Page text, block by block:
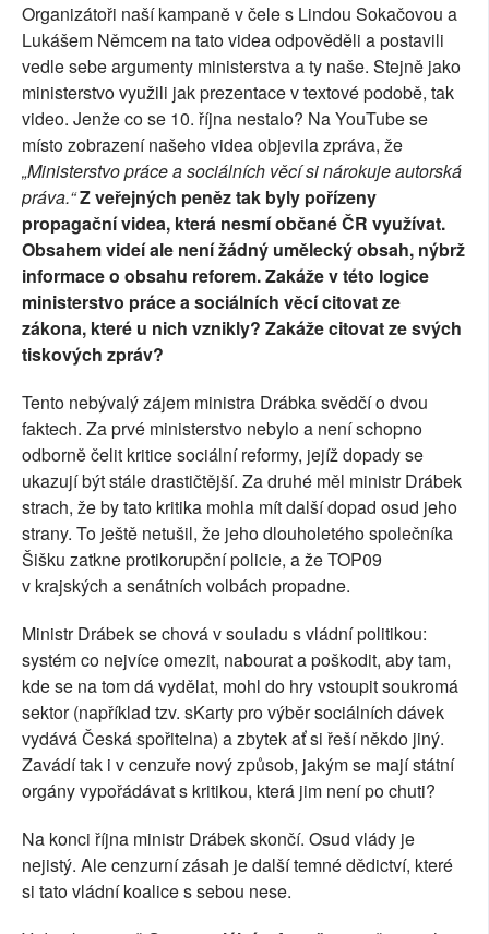
Organizátoři naší kampaně v čele s Lindou Sokačovou a
Lukášem Němcem na tato videa odpověděli a postavili
vedle sebe argumenty ministerstva a ty naše. Stejně jako
ministerstvo využili jak prezentace v textové podobě, tak
video. Jenže co se 10. října nestalo? Na YouTube se
místo zobrazení našeho videa objevila zpráva, že
„Ministerstvo práce a sociálních věcí si nárokuje autorská
práva.“Z veřejných peněz tak byly pořízeny
propagační videa, která nesmí občané ČR využívat.
Obsahem videí ale není žádný umělecký obsah, nýbrž
informace o obsahu reforem. Zakáže v této logice
ministerstvo práce a sociálních věcí citovat ze
zákona, které u nich vznikly? Zakáže citovat ze svých
tiskových zpráv?
Tento nebývalý zájem ministra Drábka svědčí o dvou
faktech. Za prvé ministerstvo nebylo a není schopno
odborně čelit kritice sociální reformy, jejíž dopady se
ukazují být stále drastičtější. Za druhé měl ministr Drábek
strach, že by tato kritika mohla mít další dopad osud jeho
strany. To ještě netušil, že jeho dlouholetého společníka
Šišku zatkne protikorupční policie, a že TOP09
v krajských a senátních volbách propadne.
Ministr Drábek se chová v souladu s vládní politikou:
systém co nejvíce omezit, nabourat a poškodit, aby tam,
kde se na tom dá vydělat, mohl do hry vstoupit soukromá
sektor (například tzv. sKarty pro výběr sociálních dávek
vydává Česká spořitelna) a zbytek ať si řeší někdo jiný.
Zavádí tak i v cenzuře nový způsob, jakým se mají státní
orgány vypořádávat s kritikou, která jim není po chuti?
Na konci října ministr Drábek skončí. Osud vlády je
nejistý. Ale cenzurní zásah je další temné dědictví, které
si tato vládní koalice s sebou nese.